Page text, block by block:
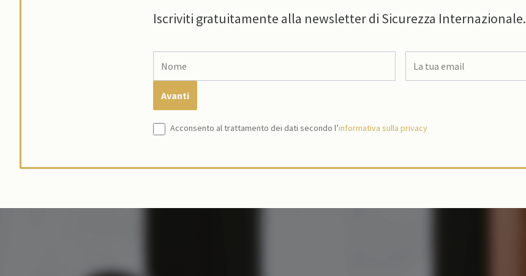
Iscriviti gratuitamente alla newsletter di Sicurezza Internazionale.
Acconsento al trattamento dei dati secondo l’informativa sulla privacy